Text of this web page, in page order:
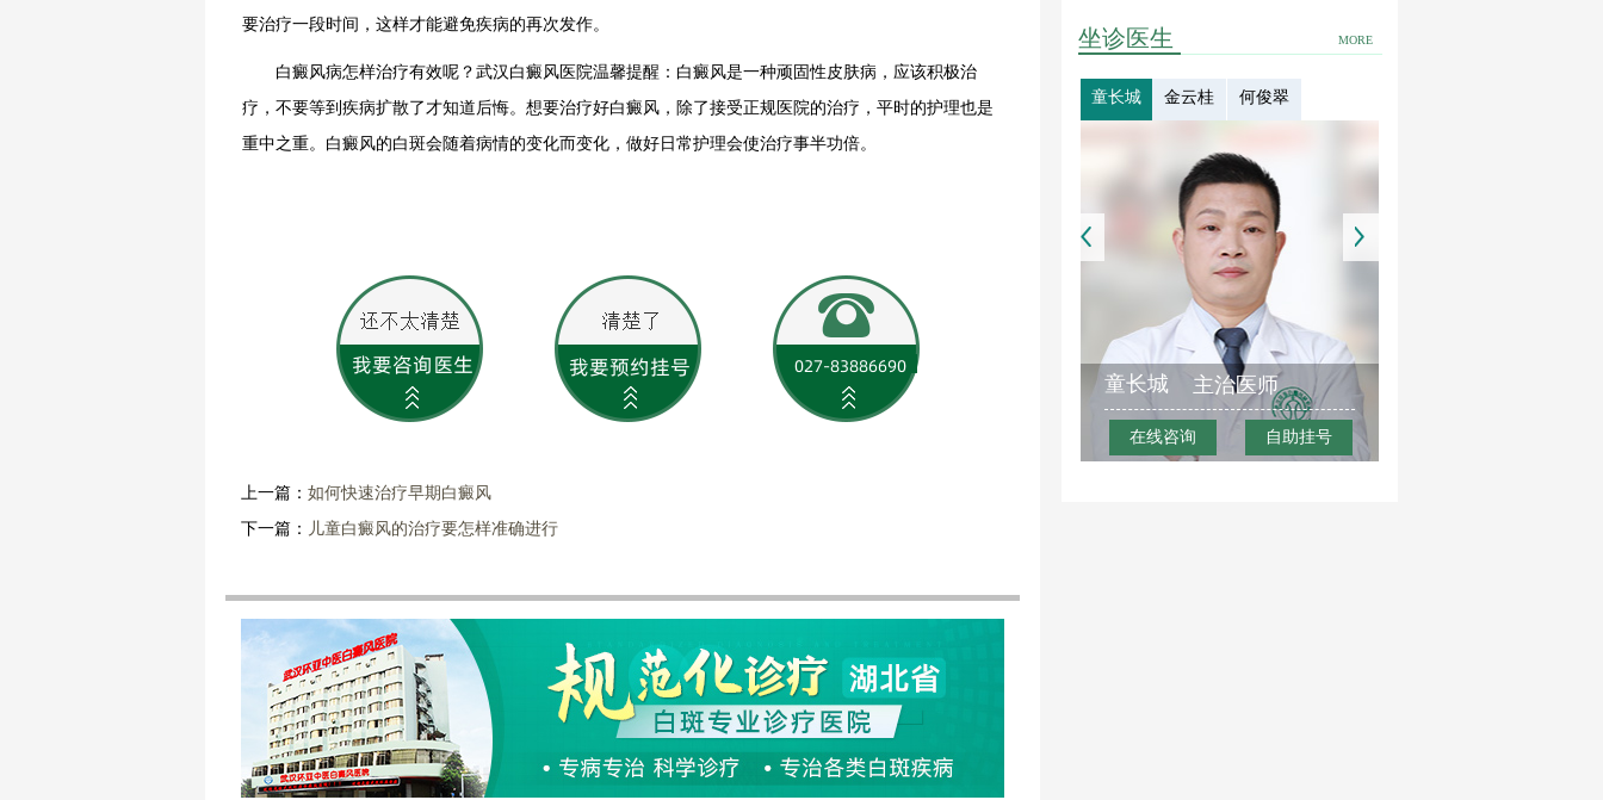
要治疗一段时间，这样才能避免疾病的再次发作。
白癜风病怎样治疗有效呢？武汉白癜风医院温馨提醒：白癜风是一种顽固性皮肤病，应该积极治
疗，不要等到疾病扩散了才知道后悔。想要治疗好白癜风，除了接受正规医院的治疗，平时的护理也是
重中之重。白癜风的白斑会随着病情的变化而变化，做好日常护理会使治疗事半功倍。
上一篇： 如何快速治疗早期白癜风
下一篇： 儿童白癜风的治疗要怎样准确进行
MORE
坐诊医生
童长城 金云桂 何俊翠
童长城 主治医师
在线咨询 自助挂号